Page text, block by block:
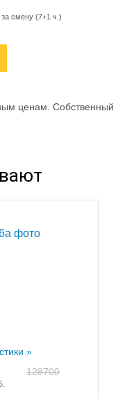
за смену (7+1 ч.)
ценам. Собственный
»
128700